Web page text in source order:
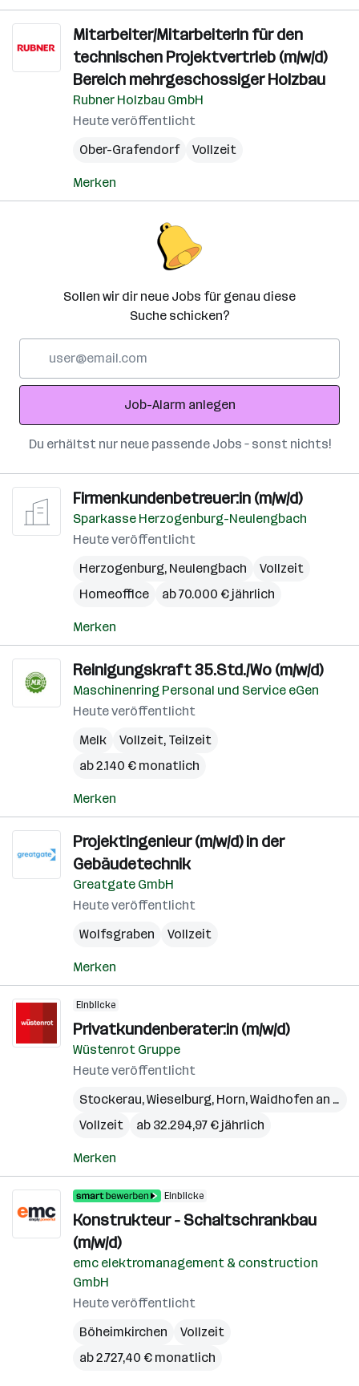
Mitarbeiter/Mitarbeiterin für den
technischen Projektvertrieb (m/w/d)
Bereich mehrgeschossiger Holzbau
Rubner Holzbau GmbH
Heute veröffentlicht
Ober-Grafendorf
Vollzeit
Merken
Sollen wir dir neue Jobs für genau diese
Suche schicken?
Adresse
Job-Alarm anlegen
Du erhältst nur neue passende Jobs – sonst nichts!
Firmenkundenbetreuer:in (m/w/d)
Sparkasse Herzogenburg-Neulengbach
Heute veröffentlicht
Herzogenburg, Neulengbach
Vollzeit
Homeoffice
ab 70.000 € jährlich
Merken
Reinigungskraft 35.Std./Wo (m/w/d)
Maschinenring Personal und Service eGen
Heute veröffentlicht
Melk
Vollzeit, Teilzeit
ab 2.140 € monatlich
Merken
Projektingenieur (m/w/d) in der
Gebäudetechnik
Greatgate GmbH
Heute veröffentlicht
Wolfsgraben
Vollzeit
Merken
Einblicke
Privatkundenberater:in (m/w/d)
Wüstenrot Gruppe
Heute veröffentlicht
Stockerau,Wieselburg, Horn,Waidhofen an der Thaya
Vollzeit
ab 32.294,97 € jährlich
Merken
Einblicke
Konstrukteur - Schaltschrankbau
(m/w/d)
emc elektromanagement & construction
GmbH
Heute veröffentlicht
Böheimkirchen
Vollzeit
ab 2.727,40 € monatlich